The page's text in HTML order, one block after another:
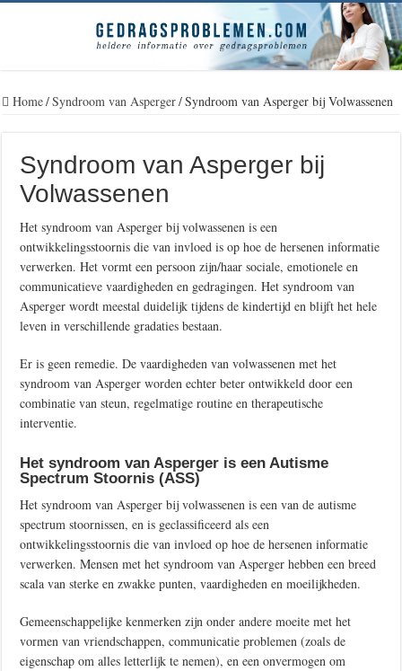
Home/Syndroom van Asperger/Syndroom van Asperger bij Volwassenen
Syndroom van Asperger bij
Volwassenen
Het syndroom van Asperger bij volwassenen is een
ontwikkelingsstoornis die van invloed is op hoe de hersenen informatie
verwerken. Het vormt een persoon zijn/haar sociale, emotionele en
communicatieve vaardigheden en gedragingen. Het syndroom van
Asperger wordt meestal duidelijk tijdens de kindertijd en blijft het hele
leven in verschillende gradaties bestaan.
Er is geen remedie. De vaardigheden van volwassenen met het
syndroom van Asperger worden echter beter ontwikkeld door een
combinatie van steun, regelmatige routine en therapeutische
interventie.
Het syndroom van Asperger is een Autisme
Spectrum Stoornis (ASS)
Het syndroom van Asperger bij volwassenen is een van de autisme
spectrum stoornissen, en is geclassificeerd als een
ontwikkelingsstoornis die van invloed op hoe de hersenen informatie
verwerken. Mensen met het syndroom van Asperger hebben een breed
scala van sterke en zwakke punten, vaardigheden en moeilijkheden.
Gemeenschappelijke kenmerken zijn onder andere moeite met het
vormen van vriendschappen, communicatie problemen (zoals de
eigenschap om alles letterlijk te nemen), en een onvermogen om